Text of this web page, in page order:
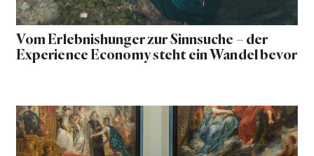
Vom Erlebnishunger zur Sinnsuche – der
Experience Economy steht ein Wandel bevor